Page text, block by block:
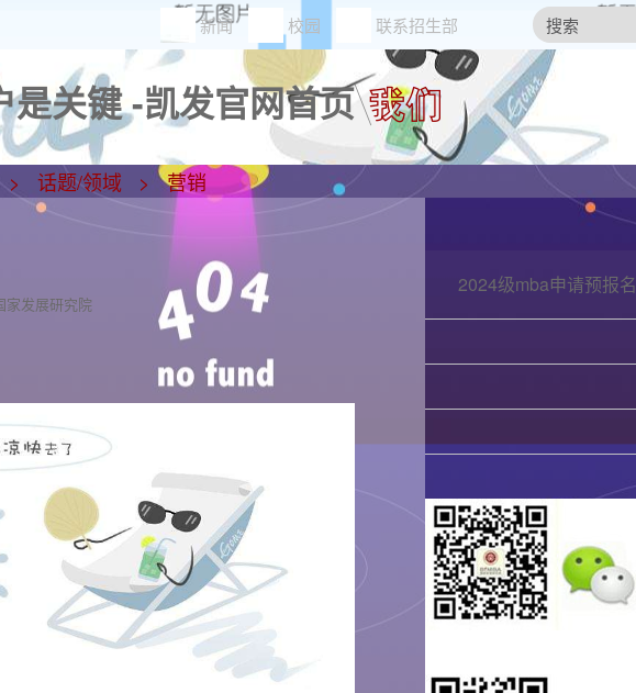
新闻 校园 联系招生部
是关键 -凯发官网首页
话题/领域 营销
家发展研究院
2024级mba申请预报名